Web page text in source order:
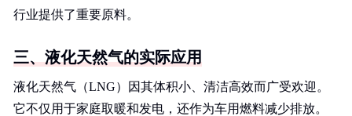
行业提供了重要原料。
三、液化天然气的实际应用
液化天然气（LNG）因其体积小、清洁高效而广受欢迎。
它不仅用于家庭取暖和发电，还作为车用燃料减少排放。